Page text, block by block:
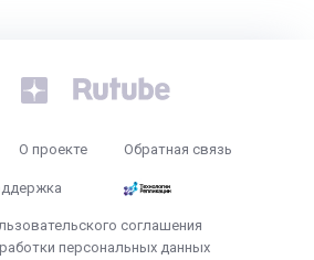
О проекте Обратная связь
соглашения
персональных данных